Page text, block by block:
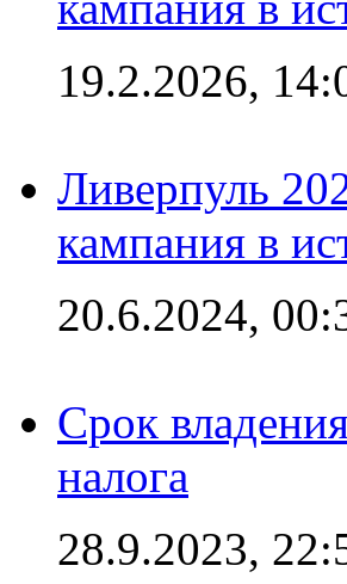
19.2.2026,
Ливерпуль
кампания в
20.6.2024,
Срок
налога
28.9.2023,